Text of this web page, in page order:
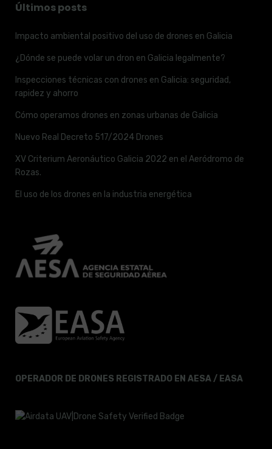
Últimos posts
Impacto ambiental positivo del uso de drones en Galicia
¿Dónde se puede volar un dron en Galicia legalmente?
Inspecciones técnicas con drones en Galicia: seguridad,
rapidez y ahorro
Cómo operamos drones en zonas urbanas de Galicia
Nuevo Real Decreto 517/2024 Drones
XV Criterium Aeronáutico Galicia 2022 en el Aeródromo de
Rozas.
El uso de los drones en la industria energética
OPERADOR DE DRONES REGISTRADO EN AESA / EASA